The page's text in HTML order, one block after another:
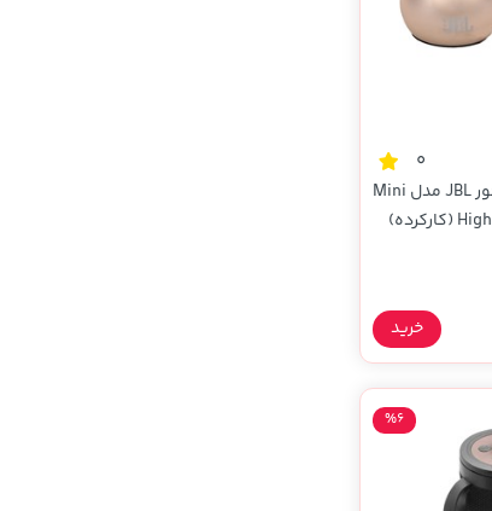
0
اسپیکر پرتابل رم خور JBL مدل Mini
خرید
%6